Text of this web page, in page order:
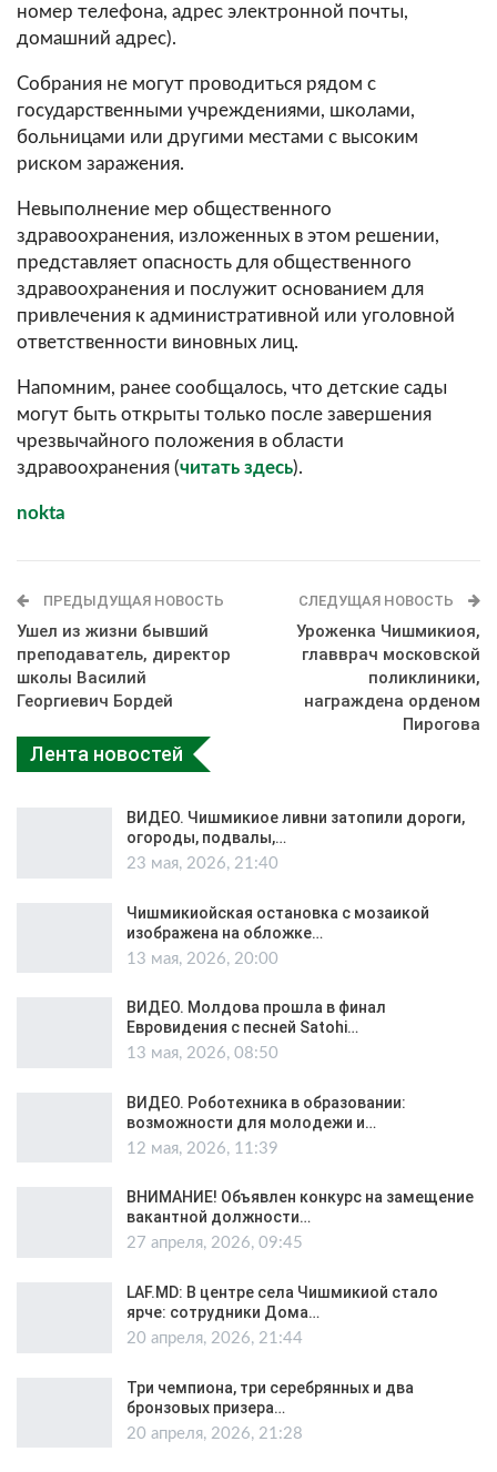
номер телефона, адрес электронной почты,
домашний адрес).
Собрания не могут проводиться рядом с
государственными учреждениями, школами,
больницами или другими местами с высоким
риском заражения.
Невыполнение мер общественного
здравоохранения, изложенных в этом решении,
представляет опасность для общественного
здравоохранения и послужит основанием для
привлечения к административной или уголовной
ответственности виновных лиц.
Напомним, ранее сообщалось, что детские сады
могут быть открыты только после завершения
чрезвычайного положения в области
здравоохранения (читать здесь).
nokta
ПРЕДЫДУЩАЯ НОВОСТЬ
Ушел из жизни бывший
преподаватель, директор
школы Василий
Георгиевич Бордей
СЛЕДУЩАЯ НОВОСТЬ
Уроженка Чишмикиоя,
главврач московской
поликлиники,
награждена орденом
Пирогова
Лента новостей
ВИДЕО. Чишмикиое ливни затопили дороги,
огороды, подвалы,…
23 мая, 2026, 21:40
Чишмикиойская остановка с мозаикой
изображена на обложке…
13 мая, 2026, 20:00
ВИДЕО. Молдова прошла в финал
Евровидения с песней Satohi…
13 мая, 2026, 08:50
ВИДЕО. Роботехника в образовании:
возможности для молодежи и…
12 мая, 2026, 11:39
ВНИМАНИЕ! Объявлен конкурс на замещение
вакантной должности…
27 апреля, 2026, 09:45
LAF.MD: В центре села Чишмикиой стало
ярче: сотрудники Дома…
20 апреля, 2026, 21:44
Три чемпиона, три серебрянных и два
бронзовых призера…
20 апреля, 2026, 21:28